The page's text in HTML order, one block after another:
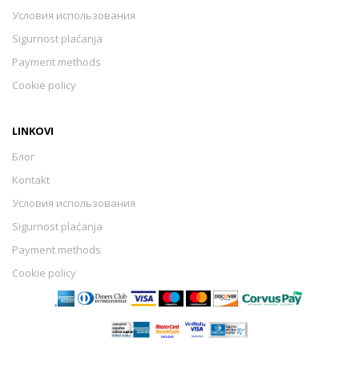
Условия использования
Sigurnost plaćanja
Payment methods
Cookie policy
LINKOVI
Блог
Kontakt
Условия использования
Sigurnost plaćanja
Payment methods
Cookie policy